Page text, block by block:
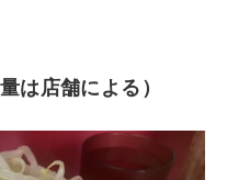
は店舗による）